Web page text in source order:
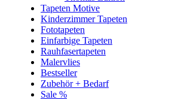
Tapeten Motive
Kinderzimmer Tapeten
Fototapeten
Einfarbige Tapeten
Rauhfasertapeten
Malervlies
Bestseller
Zubehör + Bedarf
Sale %